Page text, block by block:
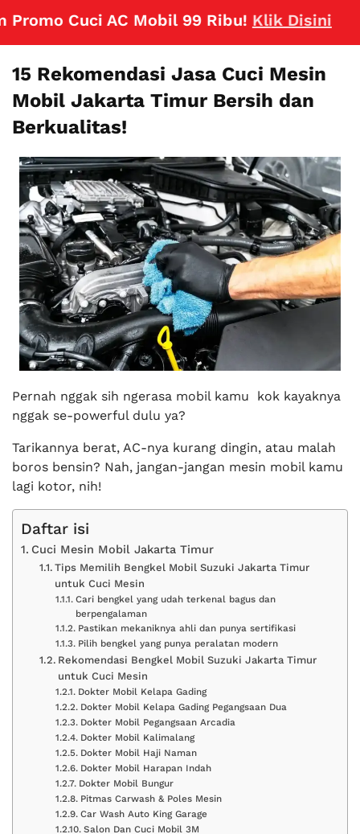
Cuci AC Mobil 99 Ribu!Klik Disini
15 Rekomendasi Jasa Cuci Mesin
Mobil Jakarta Timur Bersih dan
Berkualitas!
Pernah nggak sih ngerasa mobil kamu kok kayaknya
nggak se-powerful dulu ya?
Tarikannya berat, AC-nya kurang dingin, atau malah
boros bensin? Nah, jangan-jangan mesin mobil kamu
lagi kotor, nih!
Daftar isi
Cuci Mesin Mobil Jakarta Timur
Tips Memilih Bengkel Mobil Suzuki Jakarta Timur
untuk Cuci Mesin
Cari bengkel yang udah terkenal bagus dan
berpengalaman
Pastikan mekaniknya ahli dan punya sertifikasi
Pilih bengkel yang punya peralatan modern
Rekomendasi Bengkel Mobil Suzuki Jakarta Timur
untuk Cuci Mesin
Dokter Mobil Kelapa Gading
Dokter Mobil Kelapa Gading Pegangsaan Dua
Dokter Mobil Pegangsaan Arcadia
Dokter Mobil Kalimalang
Dokter Mobil Haji Naman
Dokter Mobil Harapan Indah
Dokter Mobil Bungur
Pitmas Carwash & Poles Mesin
Car Wash Auto King Garage
Salon Dan Cuci Mobil 3M